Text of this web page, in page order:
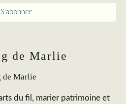
de Marlie
du fil, marier patrimoine et